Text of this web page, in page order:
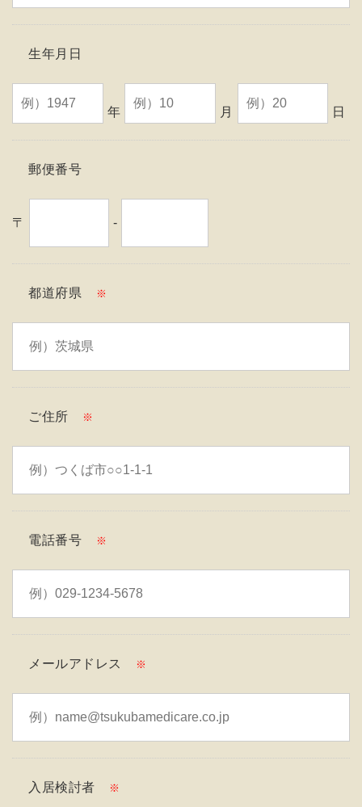
生年月日
年 月 日
郵便番号
〒 -
都道府県 ※
ご住所 ※
電話番号 ※
メールアドレス ※
入居検討者 ※